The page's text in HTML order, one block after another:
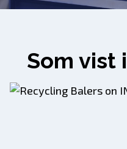
Som vist i